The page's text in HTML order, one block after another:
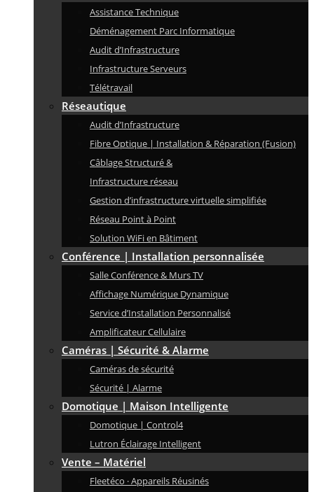
Assistance Technique
Déménagement Parc Informatique
Audit d’Infrastructure
Infrastructure Serveurs
Télétravail
Réseautique
Audit d’Infrastructure
Fibre Optique | Installation & Réparation (Fusion)
Câblage Structuré &
Infrastructure réseau
Gestion d’infrastructure virtuelle simplifiée
Réseau Point à Point
Solution WiFi en Bâtiment
Conférence | Installation personnalisée
Salle Conférence & Murs TV
Affichage Numérique Dynamique
Service d’Installation Personnalisé
Amplificateur Cellulaire
Caméras | Sécurité & Alarme
Caméras de sécurité
Sécurité | Alarme
Domotique | Maison Intelligente
Domotique | Control4
Lutron Éclairage Intelligent
Vente – Matériel
Fleetéco · Appareils Réusinés